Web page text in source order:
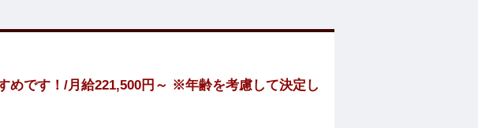
めです！/月給221,500円～ ※年齢を考慮して決定し